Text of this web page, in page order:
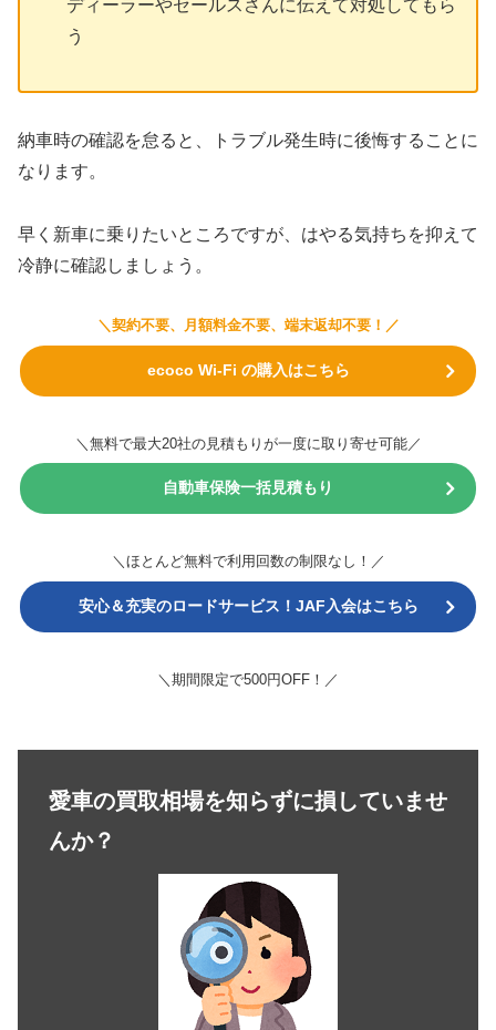
ディーラーやセールスさんに伝えて対処してもら
う
納車時の確認を怠ると、トラブル発生時に後悔することに
なります。
早く新車に乗りたいところですが、はやる気持ちを抑えて
冷静に確認しましょう。
＼契約不要、月額料金不要、端末返却不要！／
ecoco Wi-Fi の購入はこちら
＼無料で最大20社の見積もりが一度に取り寄せ可能／
自動車保険一括見積もり
＼ほとんど無料で利用回数の制限なし！／
安心＆充実のロードサービス！JAF入会はこちら
＼期間限定で500円OFF！／
愛車の買取相場を知らずに損していませ
んか？